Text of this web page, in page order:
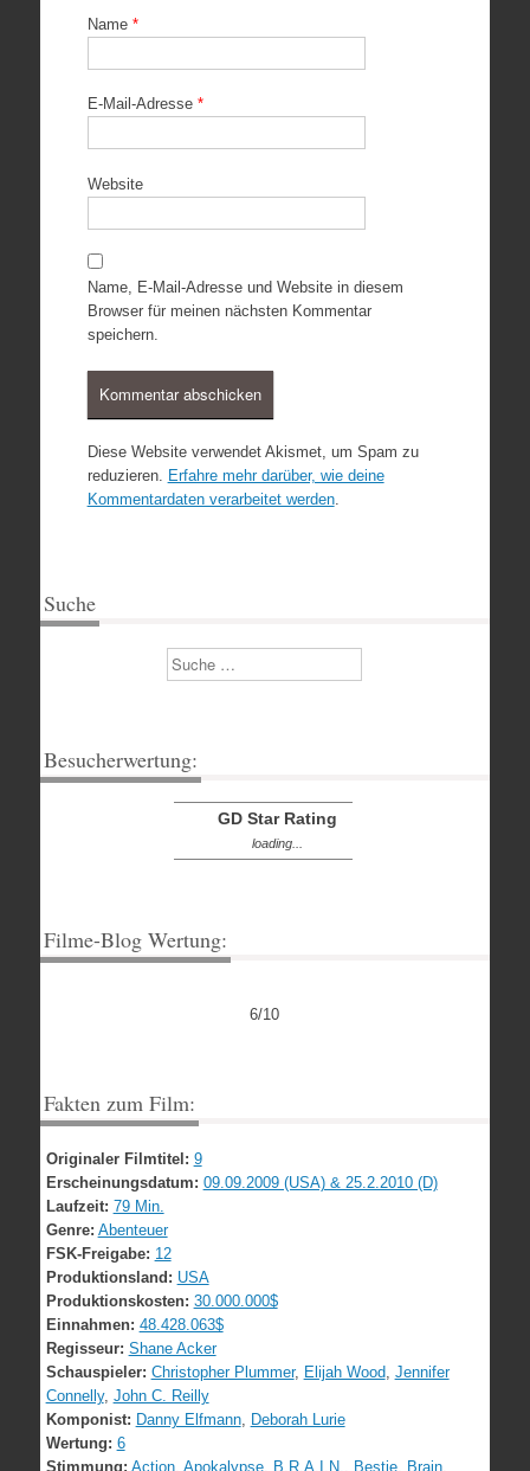
Name *
E-Mail-Adresse *
Website
Name, E-Mail-Adresse und Website in diesem
Browser für meinen nächsten Kommentar
speichern.
Diese Website verwendet Akismet, um Spam zu
reduzieren. Erfahre mehr darüber, wie deine
Kommentardaten verarbeitet werden.
Suche
Suchen
Besucherwertung:
GD Star Rating
loading...
Filme-Blog Wertung:
6/10
Fakten zum Film:
Originaler Filmtitel: 9
Erscheinungsdatum: 09.09.2009 (USA) & 25.2.2010 (D)
Laufzeit: 79 Min.
Genre: Abenteuer
FSK-Freigabe: 12
Produktionsland: USA
Produktionskosten: 30.000.000$
Einnahmen: 48.428.063$
Regisseur: Shane Acker
Schauspieler: Christopher Plummer, Elijah Wood, Jennifer
Connelly, John C. Reilly
Komponist: Danny Elfmann, Deborah Lurie
Wertung: 6
Stimmung: Action, Apokalypse, B.R.A.I.N. Bestie, Brain,